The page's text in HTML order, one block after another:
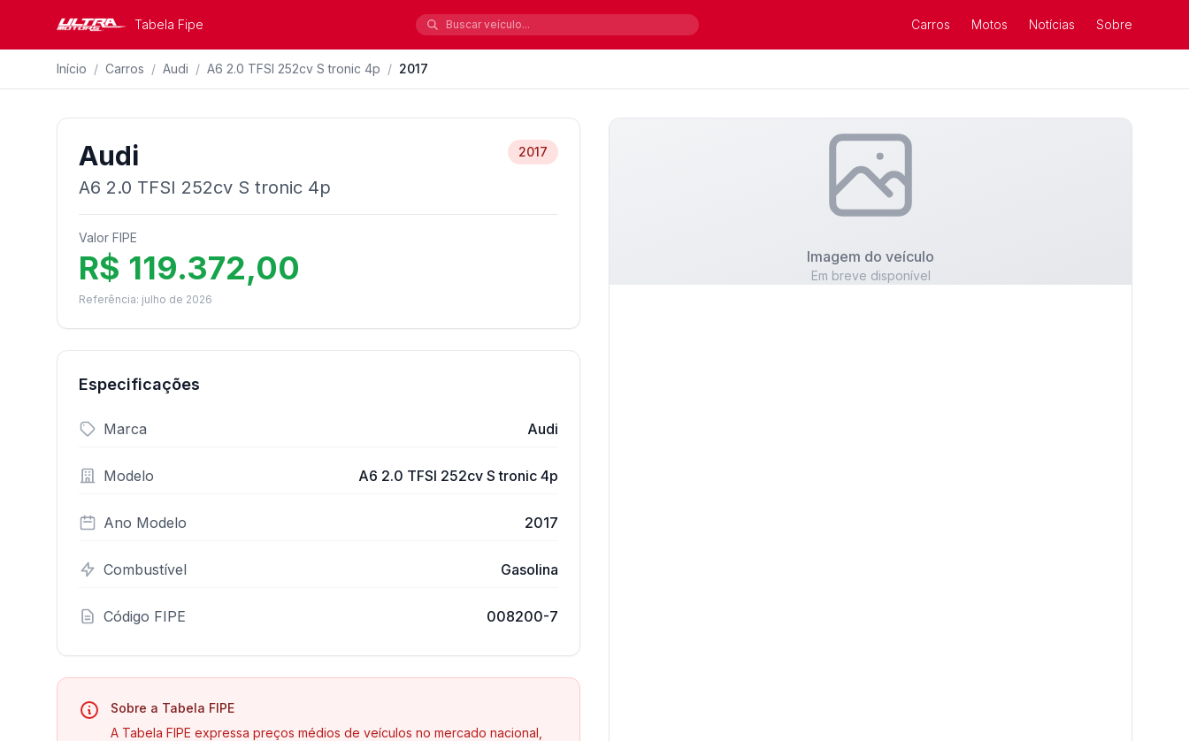
Tabela Fipe Carros Motos Notícias Sobre
Início / Carros / Audi / A6 2.0 TFSI 252cv S tronic 4p / 2017
Audi
A6 2.0 TFSI 252cv S tronic 4p
2017
Valor FIPE
R$ 119.372,00
Referência: julho de 2026
Especificações
Marca Audi
Modelo A6 2.0 TFSI 252cv S tronic 4p
Ano Modelo 2017
Combustível Gasolina
Código FIPE 008200-7
Sobre a Tabela FIPE
A Tabela FIPE expressa preços médios de veículos no mercado nacional,
Imagem do veículo
Em breve disponível